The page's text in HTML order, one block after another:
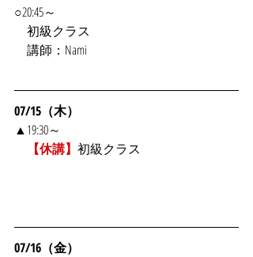
○20:45～
初級クラス
講師：Nami
07/15（木）
▲19:30～
【休講】 初級クラス
07/16（金）